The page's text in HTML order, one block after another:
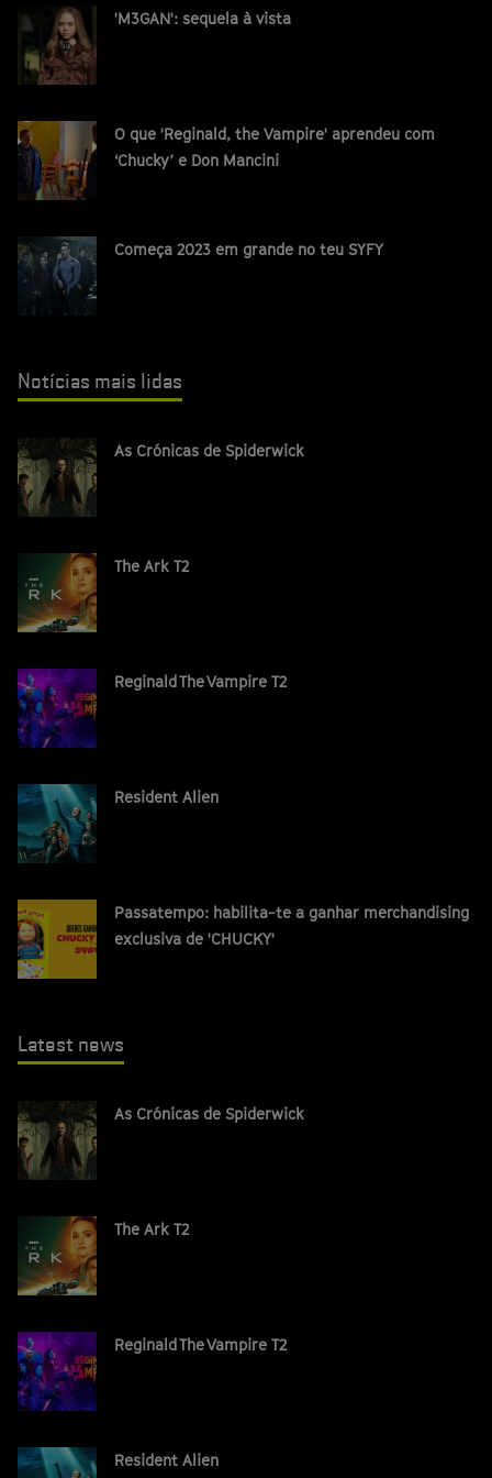
'M3GAN': sequela à vista
O que 'Reginald, the Vampire' aprendeu com
‘Chucky’ e Don Mancini
Começa 2023 em grande no teu SYFY
Notícias mais lidas
As Crónicas de Spiderwick
The Ark T2
Reginald The Vampire T2
Resident Alien
Passatempo: habilita-te a ganhar merchandising
exclusiva de 'CHUCKY'
Latest news
As Crónicas de Spiderwick
The Ark T2
Reginald The Vampire T2
Resident Alien